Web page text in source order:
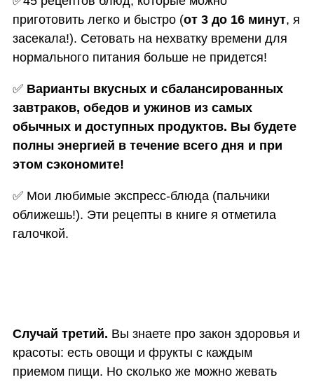
приготовить легко и быстро (от 3 до 16 минут, я
засекала!). Сетовать на нехватку времени для
нормального питания больше не придется!
✅ Варианты вкусных и сбалансированных
завтраков, обедов и ужинов из самых
обычных и доступных продуктов. Вы будете
полны энергией в течение всего дня и при
этом сэкономите!
✅ Мои любимые экспресс-блюда (пальчики
оближешь!). Эти рецепты в книге я отметила
галочкой.
Случай третий. Вы знаете про закон здоровья и
красоты: есть овощи и фрукты с каждым
приемом пищи. Но сколько же можно жевать